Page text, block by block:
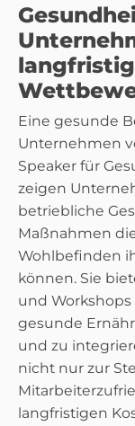
Eine gesunde
Unternehmen
Speaker für
zeigen
betriebliche
Maßnahmen
Wohlbefinden
können. Sie
und
gesunde
und zu
nicht nur zur
langfristigen